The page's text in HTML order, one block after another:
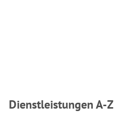
Dienstleistungen A-Z